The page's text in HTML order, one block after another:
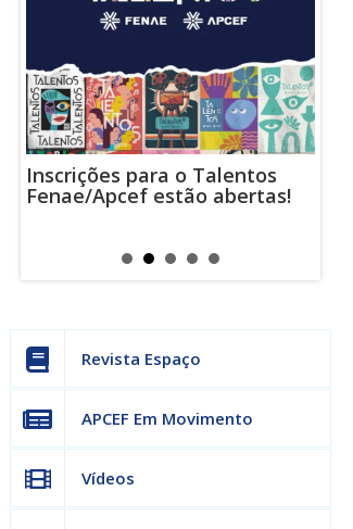
Inscrições para o Talentos
Fenae/Apcef estão abertas!
Revista Espaço
APCEF Em Movimento
Vídeos